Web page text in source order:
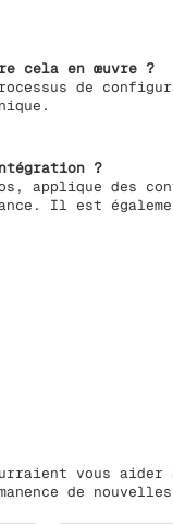
cela en œuvre ?
de
?
applique des
Il est
vous
de